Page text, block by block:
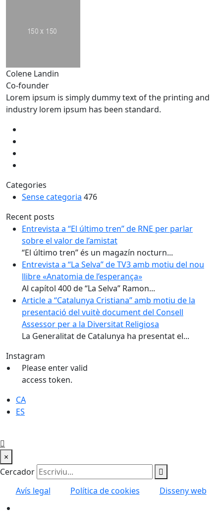
Colene Landin
Co-founder
Lorem ipsum is simply dummy text of the printing and
industry lorem ipsum has been standard.
Categories
Sense categoria 476
Recent posts
Entrevista a “El último tren” de RNE per parlar
sobre el valor de l’amistat
“El último tren” és un magazín nocturn...
Entrevista a “La Selva” de TV3 amb motiu del nou
llibre «Anatomia de l’esperança»
Al capítol 400 de “La Selva” Ramon...
Article a “Catalunya Cristiana” amb motiu de la
presentació del vuitè document del Consell
Assessor per a la Diversitat Religiosa
La Generalitat de Catalunya ha presentat el...
Instagram
Please enter valid
access token.
CA
ES
×
Cercador
Avís legal
Política de cookies Disseny web